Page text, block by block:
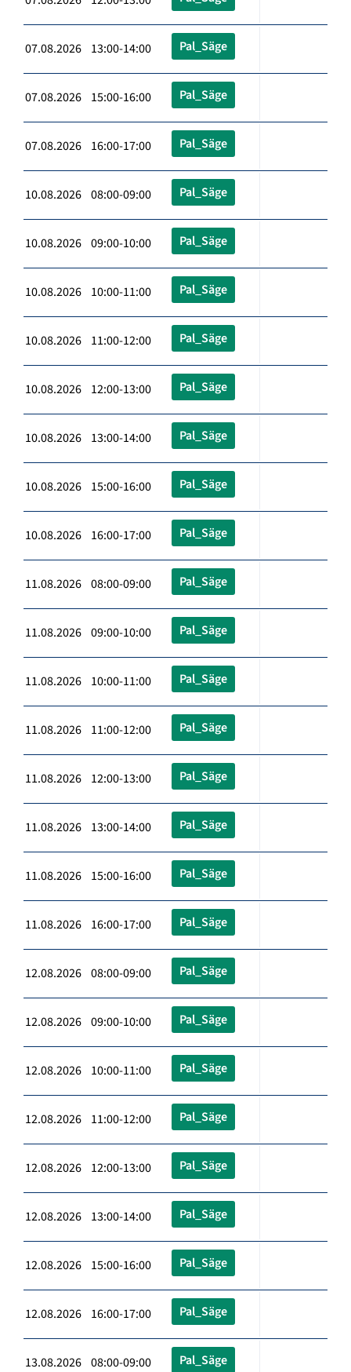
07.08.2026 13:00-14:00 Pal_Säge
07.08.2026 15:00-16:00 Pal_Säge
07.08.2026 16:00-17:00 Pal_Säge
10.08.2026 08:00-09:00 Pal_Säge
10.08.2026 09:00-10:00 Pal_Säge
10.08.2026 10:00-11:00 Pal_Säge
10.08.2026 11:00-12:00 Pal_Säge
10.08.2026 12:00-13:00 Pal_Säge
10.08.2026 13:00-14:00 Pal_Säge
10.08.2026 15:00-16:00 Pal_Säge
10.08.2026 16:00-17:00 Pal_Säge
11.08.2026 08:00-09:00 Pal_Säge
11.08.2026 09:00-10:00 Pal_Säge
11.08.2026 10:00-11:00 Pal_Säge
11.08.2026 11:00-12:00 Pal_Säge
11.08.2026 12:00-13:00 Pal_Säge
11.08.2026 13:00-14:00 Pal_Säge
11.08.2026 15:00-16:00 Pal_Säge
11.08.2026 16:00-17:00 Pal_Säge
12.08.2026 08:00-09:00 Pal_Säge
12.08.2026 09:00-10:00 Pal_Säge
12.08.2026 10:00-11:00 Pal_Säge
12.08.2026 11:00-12:00 Pal_Säge
12.08.2026 12:00-13:00 Pal_Säge
12.08.2026 13:00-14:00 Pal_Säge
12.08.2026 15:00-16:00 Pal_Säge
12.08.2026 16:00-17:00 Pal_Säge
13.08.2026 08:00-09:00 Pal_Säge